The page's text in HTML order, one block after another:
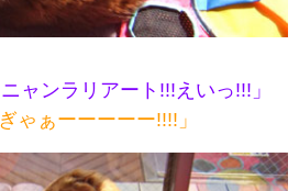
ニャンラリアート!!!えいっ!!!」
ぎゃぁーーーーー!!!!」